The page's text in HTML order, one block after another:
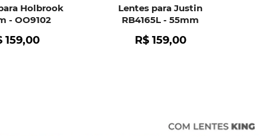
Holbrook
- OO9102
159,00
Lentes para Justin
RB4165L - 55mm
R$ 159,00